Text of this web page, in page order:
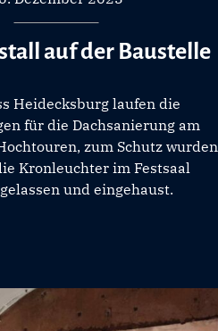
auf der Baustelle
Heidecksburg laufen die
für die Dachsanierung am
zum Schutz wurden
Kronleuchter im Festsaal
und eingehaust.